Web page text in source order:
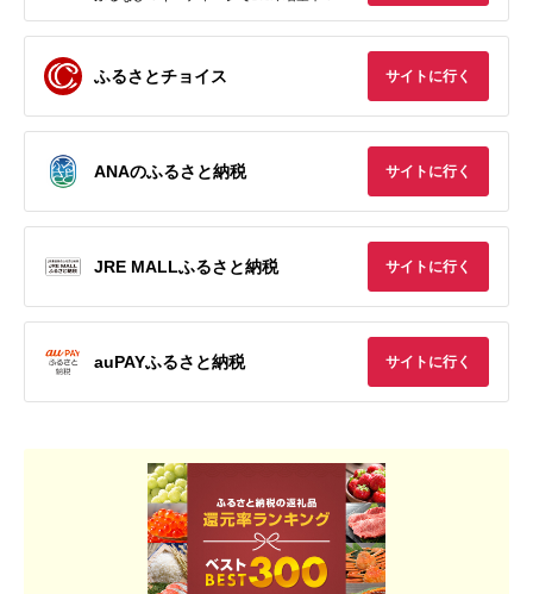
ふるさとチョイス サイトに行く
ANAのふるさと納税 サイトに行く
JRE MALLふるさと納税 サイトに行く
auPAYふるさと納税 サイトに行く